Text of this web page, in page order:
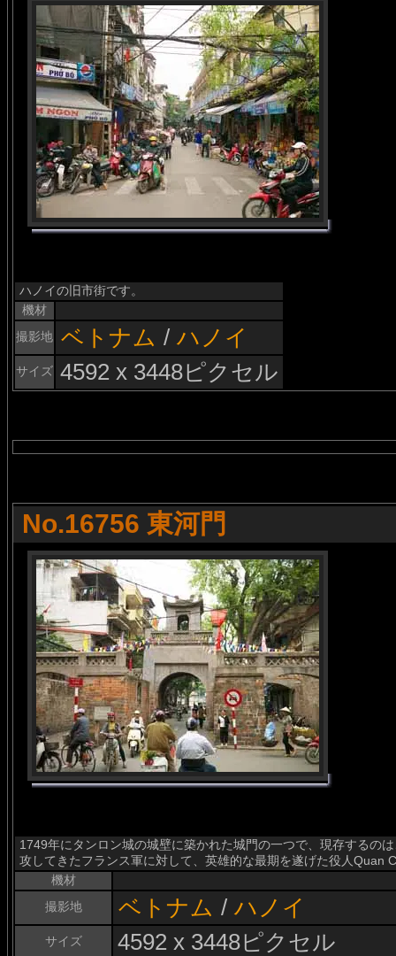
ハノイの旧市街です。
機材
撮影地 ベトナム / ハノイ
サイズ 4592 x 3448ピクセル
No.16756 東河門
1749年にタンロン城の城壁に築かれた城門の一つで、現存するの
攻してきたフランス軍に対して、英雄的な最期を遂げた役人Quan
機材
撮影地
ベトナム / ハノイ
サイズ 4592 x 3448ピクセル